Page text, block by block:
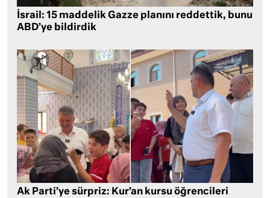
İsrail: 15 maddelik Gazze planını reddettik, bunu
ABD’ye bildirdik
Ak Parti’ye sürpriz: Kur’an kursu öğrencileri